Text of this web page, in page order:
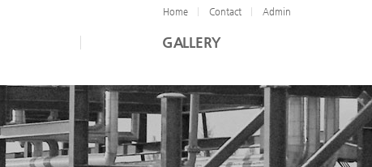
Home Contact Admin
GALLERY